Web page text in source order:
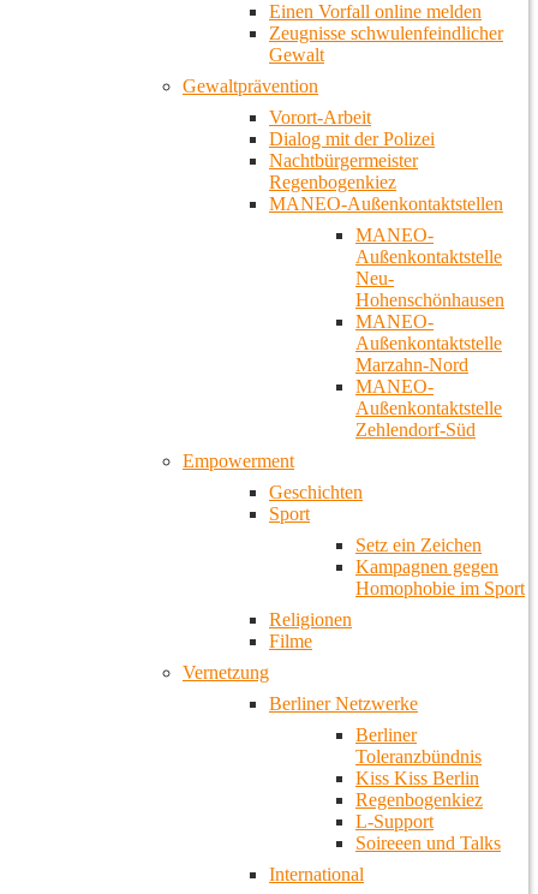
Einen Vorfall online melden
Zeugnisse schwulenfeindlicher
Gewalt
Gewaltprävention
Vorort-Arbeit
Dialog mit der Polizei
Nachtbürgermeister
Regenbogenkiez
MANEO-Außenkontaktstellen
MANEO-
Außenkontaktstelle
Neu-
Hohenschönhausen
MANEO-
Außenkontaktstelle
Marzahn-Nord
MANEO-
Außenkontaktstelle
Zehlendorf-Süd
Empowerment
Geschichten
Sport
Setz ein Zeichen
Kampagnen gegen
Homophobie im Sport
Religionen
Filme
Vernetzung
Berliner Netzwerke
Berliner
Toleranzbündnis
Kiss Kiss Berlin
Regenbogenkiez
L-Support
Soireeen und Talks
International